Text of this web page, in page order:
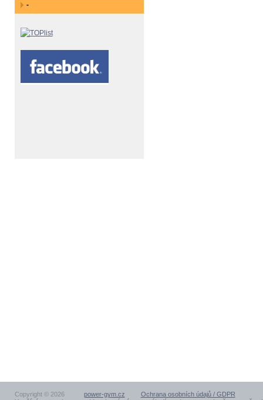
-
Copyright © 2026 power-gym.cz
Ochrana osobních údajů / GDPR